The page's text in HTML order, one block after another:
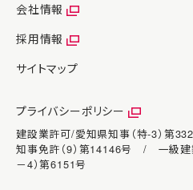
会社情報
採用情報
サイトマップ
プライバシーポリシー
建設業許可/愛知県知事（特-3）
知事免許（9）第14146号 / 一級建
－4）第6151号